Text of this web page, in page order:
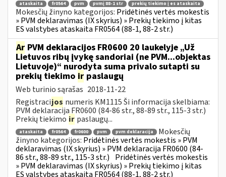
ataskaita fr0564 pvm pvmį 88-1 str prekių tiekimo į es ataskaita
Mokesčių žinyno kategorijos: Pridėtinės vertės mokestis
» PVM deklaravimas (IX skyrius) » Prekių tiekimo į kitas
ES valstybes ataskaita FR0564 (88-1, 88-2 str.)
Ar PVM deklaracijos FR0600 20 laukelyje „Už
Lietuvos ribų įvykę sandoriai (ne PVM...objektas
Lietuvoje)“ nurodyta suma privalo sutapti su
prekių tiekimo ir paslaugų
Web turinio sąrašas 2018-11-22
Registracijos numeris KM1115 Ši informacija skelbiama:
PVM deklaracija FR0600 (84-86 str., 88-89 str., 115-3 str.)
Prekių tiekimo ir paslaugų...
ataskaita fr0564 fr0600 pvm pvm deklaracija
Mokesčių
žinyno kategorijos: Pridėtinės vertės mokestis » PVM
deklaravimas (IX skyrius) » PVM deklaracija FR0600 (84-
86 str., 88-89 str., 115-3 str.) Pridėtinės vertės mokestis
» PVM deklaravimas (IX skyrius) » Prekių tiekimo į kitas
ES valstybes ataskaita FR0564 (88-1, 88-2 str.)